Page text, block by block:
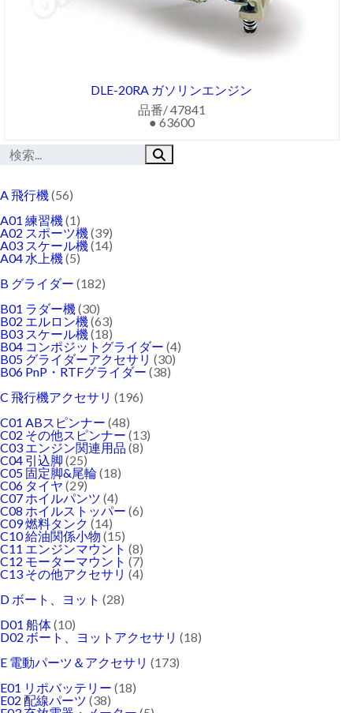
DLE-20RA ガソリンエンジン
品番/ 47841
● 63600
A 飛行機(56)
A01 練習機(1)
A02 スポーツ機(39)
A03 スケール機(14)
A04 水上機(5)
B グライダー (182)
B01 ラダー機(30)
B02 エルロン機(63)
B03 スケール機(18)
B04 コンポジットグライダー (4)
B05 グライダーアクセサリ (30)
B06 PnP・RTFグライダー (38)
C 飛行機アクセサリ (196)
C01 ABスピンナー (48)
C02 その他スピンナー (13)
C03 エンジン関連用品 (8)
C04 引込脚 (25)
C05 固定脚&尾輪(18)
C06 タイヤ (29)
C07 ホイルパンツ (4)
C08 ホイルストッパー (6)
C09 燃料タンク (14)
C10 給油関係小物 (15)
C11 エンジンマウント (8)
C12 モーターマウント (7)
C13 その他アクセサリ (4)
D ボート、ヨット (28)
D01 船体 (10)
D02 ボート、ヨットアクセサリ (18)
E 電動パーツ＆アクセサリ (173)
E01 リポバッテリー (18)
E02 配線パーツ (38)